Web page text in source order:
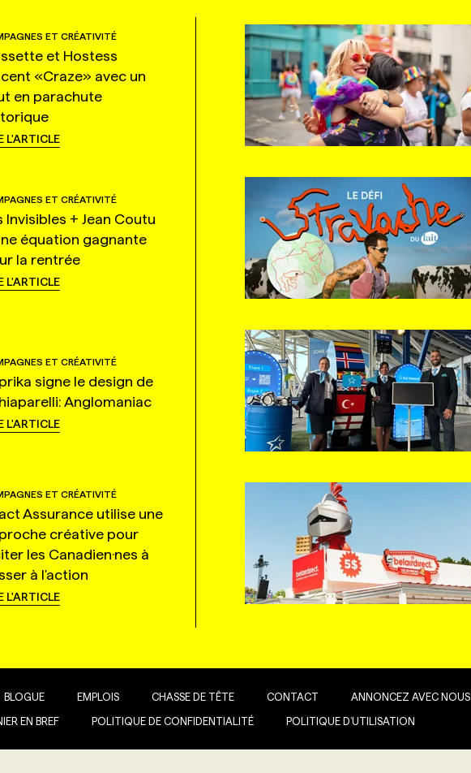
ET CRÉATIVITÉ
et Hostess
«Craze» avec un
en parachute
L'ARTICLE
ET CRÉATIVITÉ
Invisibles + Jean Coutu
équation gagnante
la rentrée
L'ARTICLE
ET CRÉATIVITÉ
signe le design de
Anglomaniac
L'ARTICLE
ET CRÉATIVITÉ
Assurance utilise une
créative pour
les Canadien·nes à
à l'action
L'ARTICLE
BLOGUE EMPLOIS CHASSE DE TÊTE CONTACT ANNONCEZ AVEC NOUS
EN BREF POLITIQUE DE CONFIDENTIALITÉ POLITIQUE D’UTILISATION